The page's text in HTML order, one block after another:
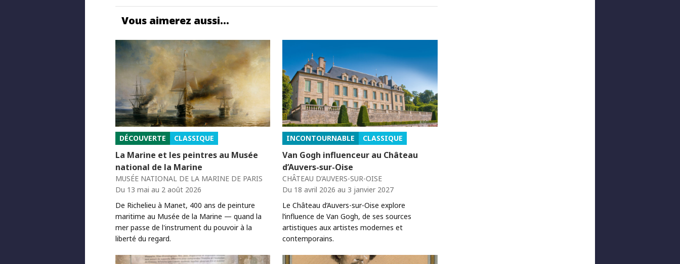
Vous aimerez aussi…
DÉCOUVERTE CLASSIQUE
La Marine et les peintres au Musée
national de la Marine
MUSÉE NATIONAL DE LA MARINE DE PARIS
Du 13 mai au 2 août 2026
De Richelieu à Manet, 400 ans de peinture
maritime au Musée de la Marine — quand la
mer passe de l'instrument du pouvoir à la
liberté du regard.
INCONTOURNABLE CLASSIQUE
Van Gogh influenceur au Château
d’Auvers-sur-Oise
CHÂTEAU D’AUVERS-SUR-OISE
Du 18 avril 2026 au 3 janvier 2027
Le Château d’Auvers-sur-Oise explore
l’influence de Van Gogh, de ses sources
artistiques aux artistes modernes et
contemporains.